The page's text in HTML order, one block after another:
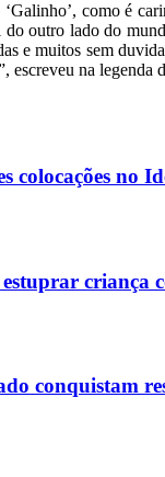
como é
outro lado do
e muitos sem
escreveu na legenda
colocações no
criança
conquistam